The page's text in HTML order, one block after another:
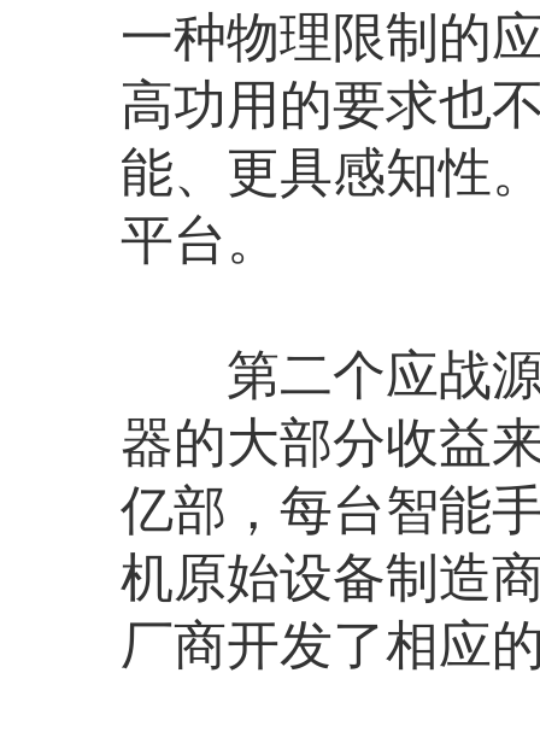
一种物理限制的
高功用的要求也
能、更具感知性
平台。
第二个应战源
器的大部分收益
亿部，每台智能
机原始设备制造
厂商开发了相应